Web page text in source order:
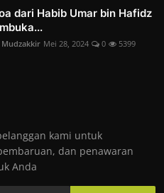
dari Habib Umar bin Hafidz
Mudzakkir Mei 28, 2024 0 5399
kami untuk
dan penawaran
Anda